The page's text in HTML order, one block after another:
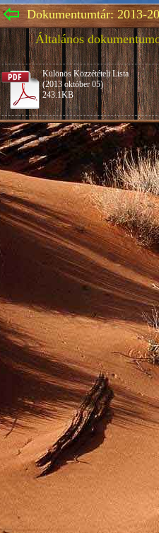
Dokumentumtár: 2013-
Általános
Különös Közzétételi Lista
(2013 október 05)
243.1KB